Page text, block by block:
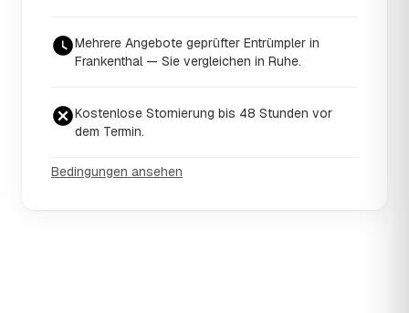
Mehrere Angebote geprüfter Entrümpler in
Frankenthal — Sie vergleichen in Ruhe.
Kostenlose Stornierung bis 48 Stunden vor
dem Termin.
Bedingungen ansehen